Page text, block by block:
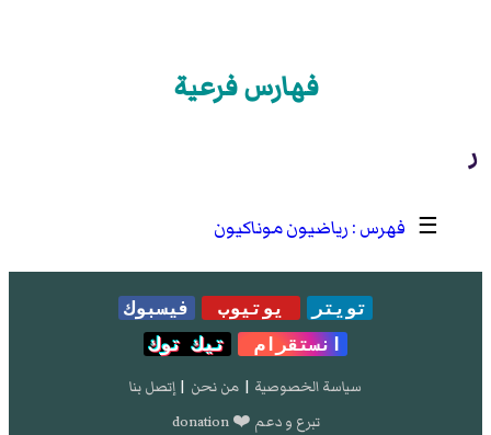
فهارس فرعية
ر
☰ رياضيون موناكيون
تويتر يوتيوب
فيسبوك
انستقرام
تيك توك
سياسة الخصوصية | من نحن | إتصل بنا
تبرع و دعم ❤️ donation